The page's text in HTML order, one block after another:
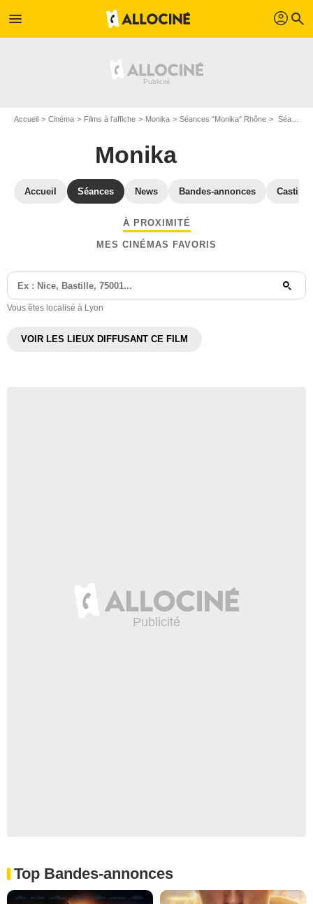
menu profil search
Accueil Cinéma Films à l'affiche Monika Séances "Monika" Rhône Séances et horaires Monika à Lyon (69000)
Monika
Accueil Séances News Bandes-annonces Casting
À PROXIMITÉ
MES CINÉMAS FAVORIS
Vous êtes localisé à Lyon
VOIR LES LIEUX DIFFUSANT CE FILM
Top Bandes-annonces